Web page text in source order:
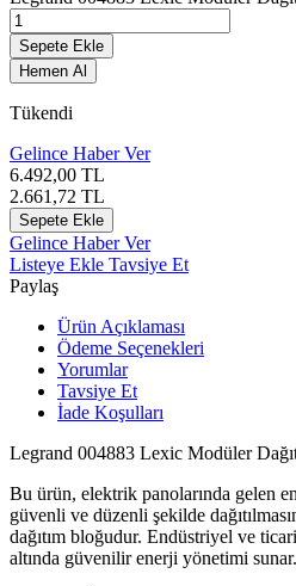
Sepete Ekle
Hemen Al
Tükendi
Gelince Haber Ver
6.492,00 TL
2.661,72 TL
Sepete Ekle
Gelince Haber Ver
Listeye Ekle Tavsiye Et
Paylaş
Ürün Açıklaması
Ödeme Seçenekleri
Yorumlar
Tavsiye Et
İade Koşulları
Legrand 004883 Lexic Modüler
Bu ürün, elektrik panolarında gelen
güvenli ve düzenli şekilde
dağıtım bloğudur. Endüstriyel ve
altında güvenilir enerji yönetimi sunar.